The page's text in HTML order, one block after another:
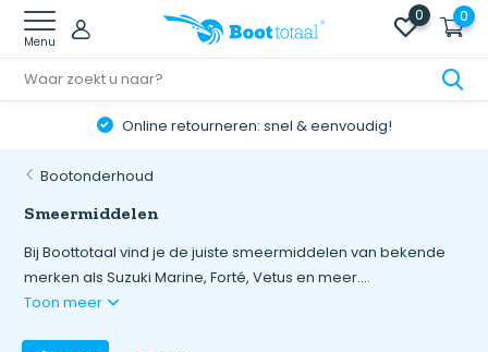
Menu
0 0
Online retourneren: snel & eenvoudig!
Bootonderhoud
Smeermiddelen
Bij Boottotaal vind je de juiste smeermiddelen van bekende
merken als Suzuki Marine, Forté, Vetus en meer....
Toon meer